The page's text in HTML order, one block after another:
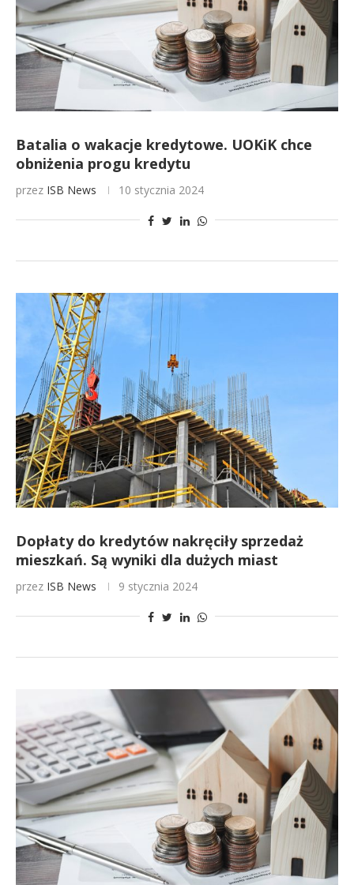
Batalia o wakacje kredytowe. UOKiK chce
obniżenia progu kredytu
przez ISB News 10 stycznia 2024
Dopłaty do kredytów nakręciły sprzedaż
mieszkań. Są wyniki dla dużych miast
przez ISB News 9 stycznia 2024